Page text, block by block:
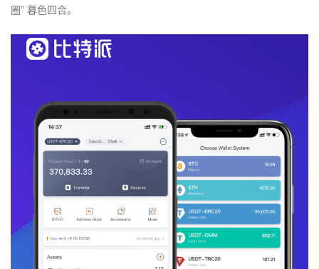
圈” 暮色四合。